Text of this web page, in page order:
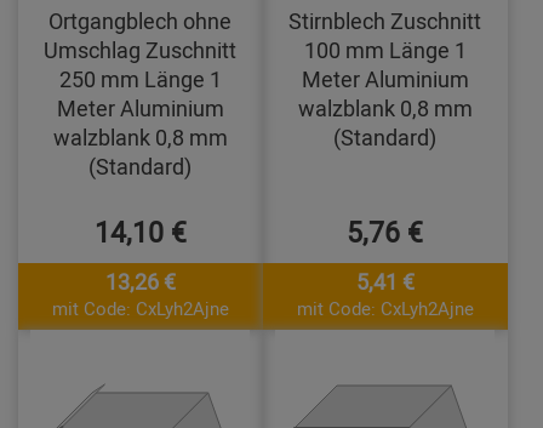
Ortgangblech ohne
Umschlag Zuschnitt
250 mm Länge 1
Meter Aluminium
walzblank 0,8 mm
(Standard)
14,10 €
13,26 €
mit Code: CxLyh2Ajne
Stirnblech Zuschnitt
100 mm Länge 1
Meter Aluminium
walzblank 0,8 mm
(Standard)
5,76 €
5,41 €
mit Code: CxLyh2Ajne